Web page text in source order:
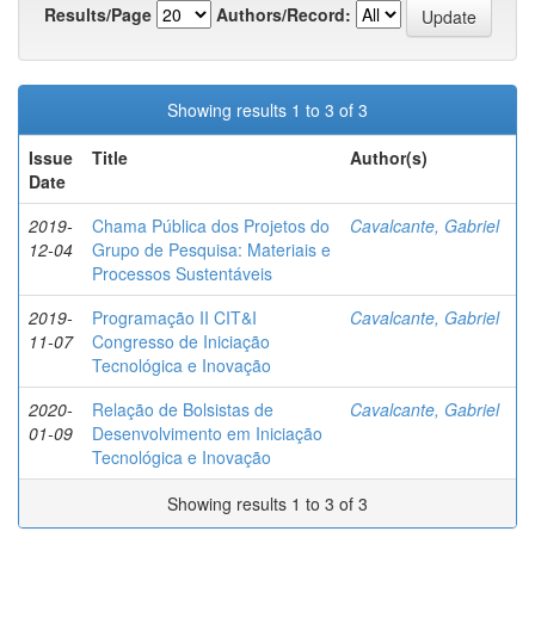
Results/Page
Authors/Record:
Showing results 1 to 3 of 3
Issue
Date
Title Author(s)
2019-
12-04
Chama Pública dos Projetos do
Grupo de Pesquisa: Materiais e
Processos Sustentáveis
Cavalcante, Gabriel
2019-
11-07
Programação II CIT&I
Congresso de Iniciação
Tecnológica e Inovação
Cavalcante, Gabriel
2020-
01-09
Relação de Bolsistas de
Desenvolvimento em Iniciação
Tecnológica e Inovação
Cavalcante, Gabriel
Showing results 1 to 3 of 3